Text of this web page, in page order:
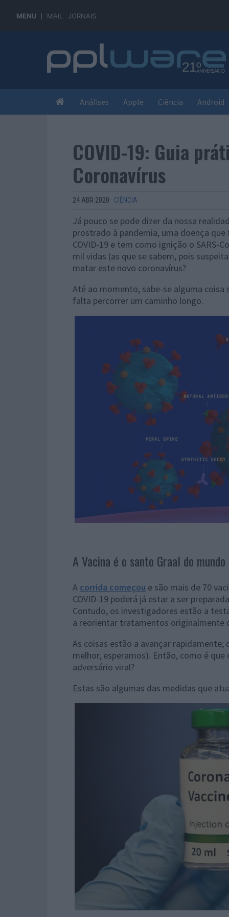
MENU MAIL JORNAIS
Análises Apple Ciência Android
COVID-19: Guia
Coronavírus
24 ABR 2020 · CIÊNCIA
Já pouco se pode dizer da nossa
prostrado à pandemia, uma doença
COVID-19 e tem como ignição o SARS-
mil vidas (as que se sabem, pois
matar este novo coronavírus?
Até ao momento, sabe-se alguma
falta percorrer um caminho longo.
A Vacina é o santo Graal do
A corrida começou e são mais de 70
COVID-19 poderá já estar a ser
Contudo, os investigadores estão a
a reorientar tratamentos originalmente
As coisas estão a avançar
melhor, esperamos). Então, como é
adversário viral?
Estas são algumas das medidas que